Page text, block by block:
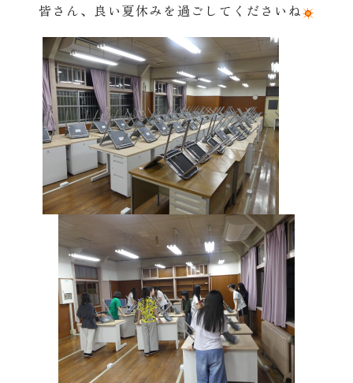
皆さん、良い夏休みを過ごしてくださいね